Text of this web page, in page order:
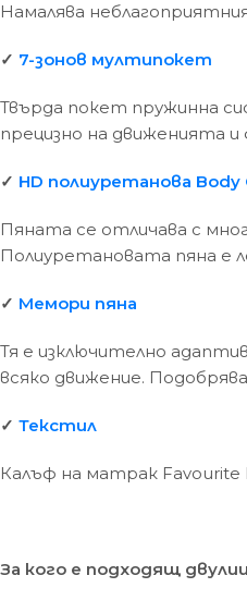
Намалява
✓ 7-зонов мултипокет
Твърда покет пружинна
прецизно на движенията
✓ HD полиуретанова Body
Пяната се отличава с
Полиуретановата пяна е
✓ Мемори пяна
Тя е изключително
всяко движение.
✓ Текстил
Калъф на матрак
За кого е подходящ